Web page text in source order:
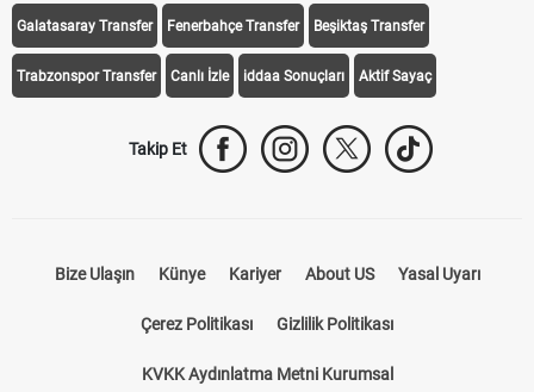
Galatasaray Transfer Fenerbahçe Transfer Beşiktaş Transfer
Trabzonspor Transfer Canlı İzle iddaa Sonuçları Aktif Sayaç
Takip Et
Bize Ulaşın Künye Kariyer About US Yasal Uyarı
Çerez Politikası Gizlilik Politikası
KVKK Aydınlatma Metni Kurumsal